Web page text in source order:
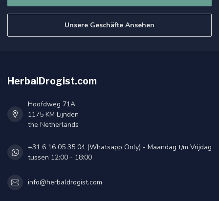
Unsere Geschäfte Ansehen
HerbalDrogist.com
Hoofdweg 71A
1175 KM Lijnden
the Netherlands
+31 6 16 05 35 04 (Whatsapp Only) - Maandag t/m Vrijdag
tussen 12:00 - 18:00
info@herbaldrogist.com